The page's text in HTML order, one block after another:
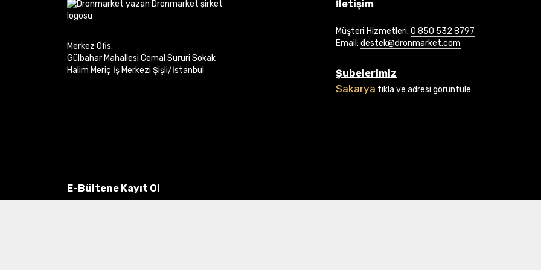
Merkez Ofis:
Gülbahar Mahallesi Cemal Sururi Sokak
Halim Meriç İş Merkezi Şişli/İstanbul
İletişim
Müşteri Hizmetleri:0 850 532 8797
Email:destek@dronmarket.com
Şubelerimiz
Sakarya tıkla ve adresi görüntüle
E-Bültene Kayıt Ol